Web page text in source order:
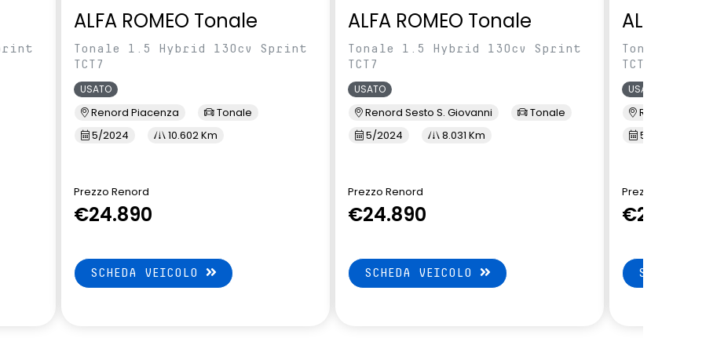
ALFA ROMEO Tonale
Tonale 1.5 Hybrid 130cv Sprint
TCT7
USATO
Renord Piacenza
Tonale
5/2024
10.602 Km
Prezzo Renord
€24.890
SCHEDA VEICOLO
ALFA ROMEO Tonale
Tonale 1.5 Hybrid 130cv Sprint
TCT7
USATO
Renord Sesto S. Giovanni
Tonale
5/2024
8.031 Km
Prezzo Renord
€24.890
SCHEDA VEICOLO
ALFA
Tonale 1.5
TCT7
USATO
Renord
5/2024
Prezzo Renord
€24.890
SCHEDA